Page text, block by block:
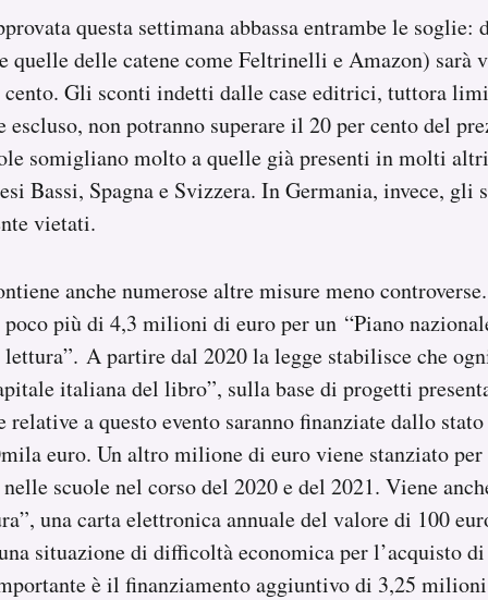
questa settimana abbassa entrambe le soglie:
quelle delle catene come Feltrinelli e Amazon) sarà
Gli sconti indetti dalle case editrici, tuttora
escluso, non potranno superare il 20 per cento del
somigliano molto a quelle già presenti in molti
Bassi, Spagna e Svizzera. In Germania, invece,
vietati.
anche numerose altre misure meno
più di 4,3 milioni di euro per un “Piano
A partire dal 2020 la legge stabilisce che
italiana del libro”, sulla base di progetti
a questo evento saranno finanziate dallo
euro. Un altro milione di euro viene stanziato
scuole nel corso del 2020 e del 2021. Viene
una carta elettronica annuale del valore di 100
situazione di difficoltà economica per l’acquisto
è il finanziamento aggiuntivo di 3,25